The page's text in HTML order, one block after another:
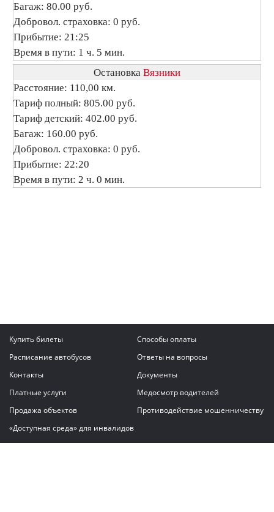
Багаж: 80.00 руб.
Добровол. страховка: 0 руб.
Прибытие: 21:25
Время в пути: 1 ч. 5 мин.
Остановка Вязники
Расстояние: 110,00 км.
Тариф полный: 805.00 руб.
Тариф детский: 402.00 руб.
Багаж: 160.00 руб.
Добровол. страховка: 0 руб.
Прибытие: 22:20
Время в пути: 2 ч. 0 мин.
Купить билеты
Способы оплаты
Расписание автобусов
Ответы на вопросы
Контакты
Документы
Платные услуги
Медосмотр водителей
Продажа объектов
Противодействие мошенничеству
«Доступная среда» для инвалидов